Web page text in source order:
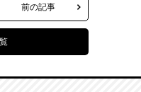
前の記事